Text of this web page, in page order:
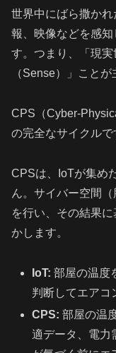
世界中にばら撒か
報、映像などを感
す。つまり、「現
（Sense）」ことが
CPS（Cyber-
の完全なサイクルで
CPSは、IoTが集め
ん。サイバー空間
を行い、その結果
かします。
IoT: 部屋の温度
判断してエアコ
CPS: 部屋の温
適データ、電力